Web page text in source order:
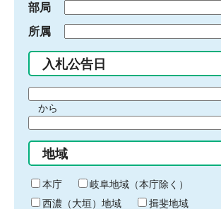
部局
所属
入札公告日
間
始
り
から
間
終
わ
り
地域
本庁
岐阜地域（本庁除く）
西濃（大垣）地域
揖斐地域